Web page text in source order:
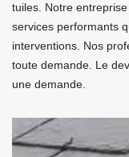
tuiles. Notre
services performants
interventions. Nos
toute demande. Le
une demande.